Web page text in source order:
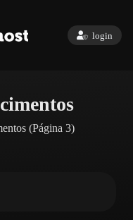
login
(Página 3)